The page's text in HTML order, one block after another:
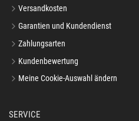
Versandkosten
Garantien und Kundendienst
Zahlungsarten
Kundenbewertung
Meine Cookie-Auswahl ändern
SERVICE